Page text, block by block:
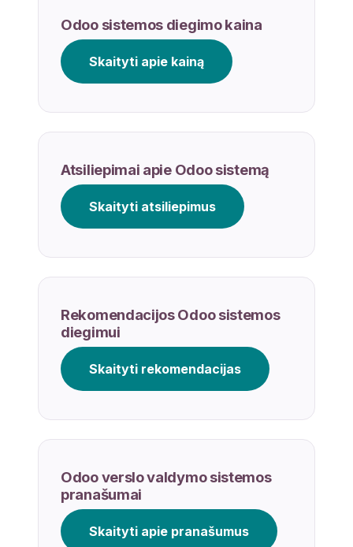
Odoo sistemos diegimo kaina
Skaityti apie kainą
Atsiliepimai apie Odoo sistemą
Skaityti atsiliepimus
Rekomendacijos Odoo sistemos
diegimui
Skaityti rekomendacijas
Odoo verslo valdymo sistemos
pranašumai
Skaityti apie pranašumus